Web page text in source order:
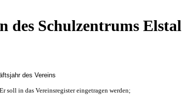
des Schulzentrums Elstal
des Vereins
soll in das Vereinsregister eingetragen werden;